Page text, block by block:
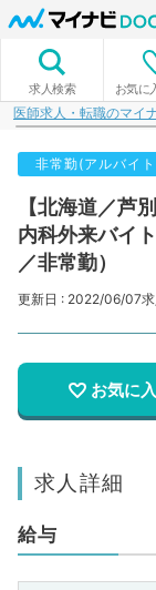
求人検索 お気に
医師求人・転職のマイ
非常勤(アルバイ
【北海道／
内科外来バイ
／非常勤）
更新日 : 2022/06/07
お気に
求人詳細
給与